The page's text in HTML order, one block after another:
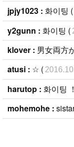
jpjy1023 : 화이팅 (
y2gunn : 화이팅 (
klover : 男女両方
atusi : ☆ (
harutop : 화이팅
mohemohe :